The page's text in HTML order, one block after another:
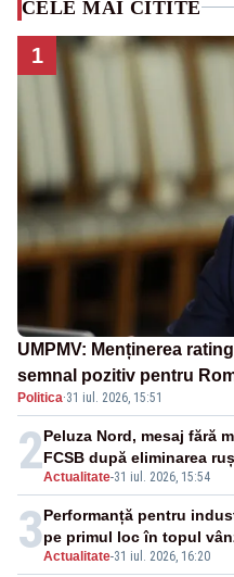
CELE MAI CITITE
1
UMPMV: Menținerea
semnal pozitiv pentru
continue consolidarea
financiare
Politica·31 iul. 2026, 15:51
2Actualitate-31 iul. 2026, 15:54
Peluza Nord, mesaj fără
FCSB după eliminarea
3Actualitate-31 iul. 2026, 16:20
Performanță pentru
pe primul loc în topul